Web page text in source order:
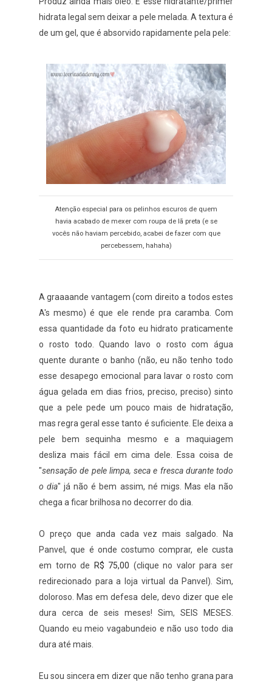
hidrata legal sem deixar a pele melada. A textura é
de um gel, que é absorvido rapidamente pela pele:
Atenção especial para os pelinhos escuros de quem
havia acabado de mexer com roupa de lã preta (e se
vocês não haviam percebido, acabei de fazer com que
percebessem, hahaha)
A graaaande vantagem (com direito a todos estes
A's mesmo) é que ele rende pra caramba. Com
essa quantidade da foto eu hidrato praticamente
o rosto todo. Quando lavo o rosto com água
quente durante o banho (não, eu não tenho todo
esse desapego emocional para lavar o rosto com
água gelada em dias frios, preciso, preciso) sinto
que a pele pede um pouco mais de hidratação,
mas regra geral esse tanto é suficiente. Ele deixa a
pele bem sequinha mesmo e a maquiagem
desliza mais fácil em cima dele. Essa coisa de
"sensação de pele limpa, seca e fresca durante todo
o dia" já não é bem assim, né migs. Mas ela não
chega a ficar brilhosa no decorrer do dia.
O preço que anda cada vez mais salgado. Na
Panvel, que é onde costumo comprar, ele custa
em torno de
R$ 75,00 (clique no valor para ser
redirecionado para a loja virtual da Panvel). Sim,
doloroso. Mas em defesa dele, devo dizer que ele
dura cerca de seis meses! Sim, SEIS MESES.
Quando eu meio vagabundeio e não uso todo dia
dura até mais.
Eu sou sincera em dizer que não tenho grana para